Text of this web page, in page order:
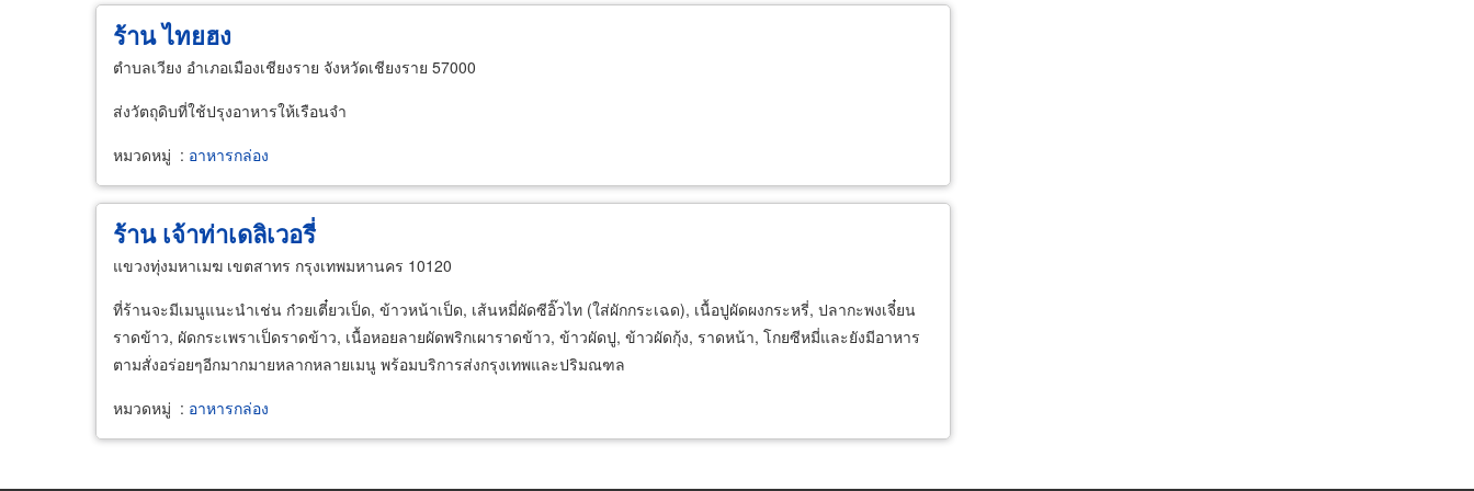
ร้าน ไทยฮง
ตำบลเวียง อำเภอเมืองเชียงราย จังหวัดเชียงราย 57000
ส่งวัตถุดิบที่ใช้ปรุงอาหารให้เรือนจำ
หมวดหมู่ : อาหารกล่อง
ร้าน เจ้าท่าเดลิเวอรี่
แขวงทุ่งมหาเมฆ เขตสาทร กรุงเทพมหานคร 10120
ที่ร้านจะมีเมนูแนะนำเช่น ก๋วยเตี๋ยวเป็ด, ข้าวหน้าเป็ด, เส้นหมี่ผัดซีอิ๊วไท (ใส่ผักกระเฉด), เนื้อปูผัดผงกระหรี่, ปลากะพงเจี๋ยน
ราดข้าว, ผัดกระเพราเป็ดราดข้าว, เนื้อหอยลายผัดพริกเผาราดข้าว, ข้าวผัดปู, ข้าวผัดกุ้ง, ราดหน้า, โกยซีหมี่และยังมีอาหาร
ตามสั่งอร่อยๆอีกมากมายหลากหลายเมนู พร้อมบริการส่งกรุงเทพและปริมณฑล
หมวดหมู่ : อาหารกล่อง